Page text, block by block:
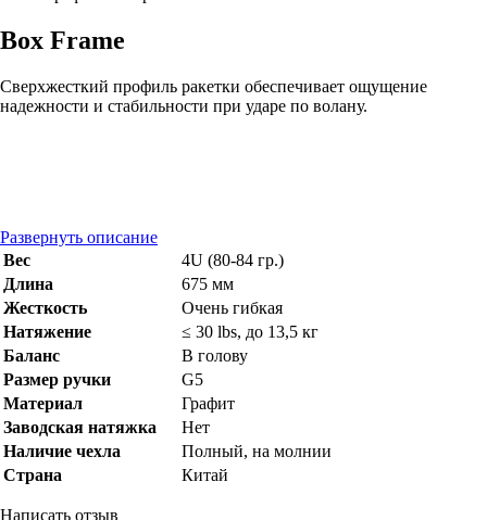
Box Frame
Сверхжесткий профиль ракетки обеспечивает ощущение
надежности и стабильности при ударе по волану.
Развернуть описание
Вес
4U (80-84 гр.)
Длина
675 мм
Жесткость
Очень гибкая
Натяжение
≤ 30 lbs, до 13,5 кг
Баланс
В голову
Размер ручки
G5
Материал
Графит
Заводская натяжка
Нет
Наличие чехла
Полный, на молнии
Страна
Китай
Написать отзыв